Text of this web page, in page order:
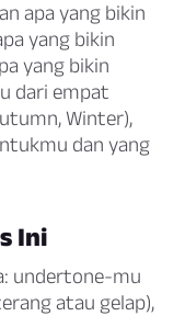
apa yang bikin
yang bikin
yang bikin
dari empat
Winter),
dan yang
Ini
undertone-mu
atau gelap),